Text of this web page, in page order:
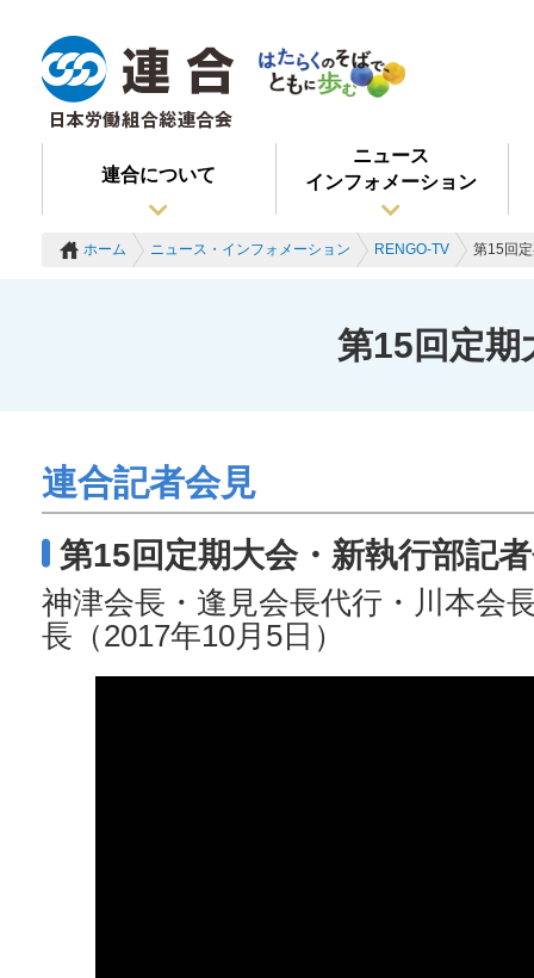
連合について
ニュース
インフォメーション
ホーム ニュース・インフォメーション RENGO-TV 第15回
第15回定期
連合記者会見
第15回定期大会・新執行部記
神津会長・逢見会長代行・川本会
長（2017年10月5日）